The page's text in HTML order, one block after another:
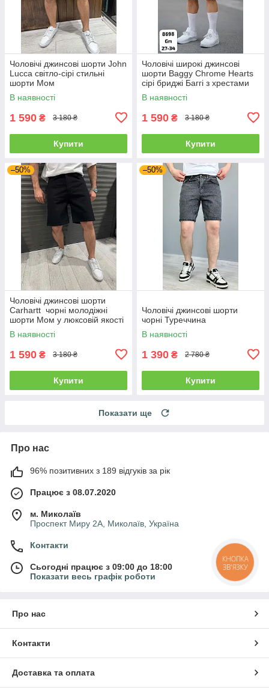
Чоловічі джинсові шорти John
Lucca світло-сірі стильні
шорти Мом
В наявності
1 590 ₴ 3 180 ₴
Купити
Чоловічі широкі джинсові
шорти Baggy Chrome Hearts
сірі бриджі Баггі з хрестами
В наявності
1 590 ₴ 3 180 ₴
Купити
–50%
Чоловічі джинсові шорти
Carhartt чорні молодіжні
шорти Мом у люксовій якості
В наявності
1 590 ₴ 3 180 ₴
Купити
–50%
Чоловічі джинсові шорти
чорні Туреччина
В наявності
1 390 ₴ 2 780 ₴
Купити
Показати ще
Про нас
96% позитивних з 189 відгуків за рік
Працює з 08.07.2020
м. Миколаїв
Проспект Миру 2А, Миколаїв, Україна
Контакти
Сьогодні працює з 09:00 до 18:00
Показати весь графік роботи
Про нас
Контакти
Доставка та оплата
КНОПКА
ЗВ'ЯЗКУ